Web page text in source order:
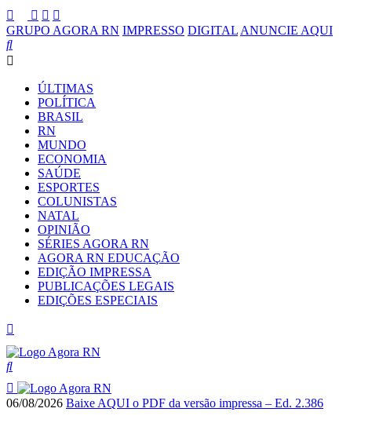
GRUPO AGORA RN IMPRESSO DIGITAL ANUNCIE AQUI
ÚLTIMAS
POLÍTICA
BRASIL
RN
MUNDO
ECONOMIA
SAÚDE
ESPORTES
COLUNISTAS
NATAL
OPINIÃO
SÉRIES AGORA RN
AGORA RN EDUCAÇÃO
EDIÇÃO IMPRESSA
PUBLICAÇÕES LEGAIS
EDIÇÕES ESPECIAIS
06/08/2026 Baixe AQUI o PDF da versão impressa – Ed. 2.386